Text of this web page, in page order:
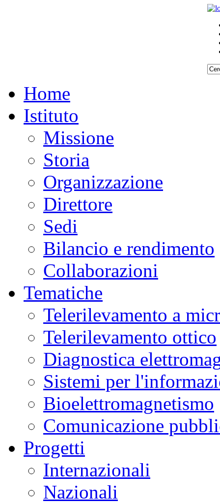
Home
Istituto
Missione
Storia
Organizzazione
Direttore
Sedi
Bilancio e rendimento
Collaborazioni
Tematiche
Telerilevamento a
Telerilevamento ottico
Diagnostica
Sistemi per
Bioelettromagnetismo
Comunicazione
Progetti
Internazionali
Nazionali